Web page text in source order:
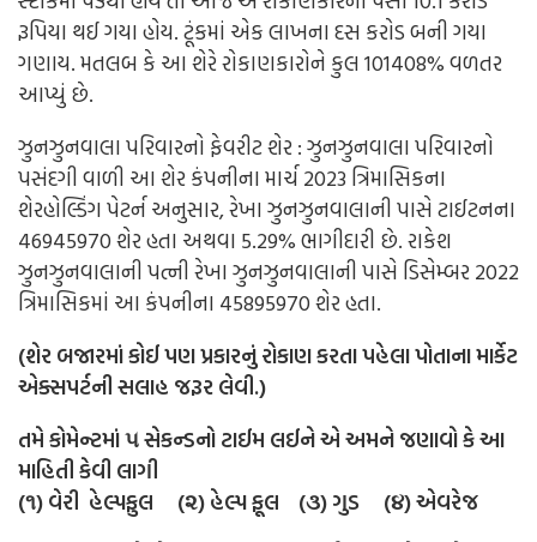
રૂપિયા થઈ ગયા હોય. ટૂંકમાં એક લાખના દસ કરોડ બની ગયા
ગણાય. મતલબ કે આ શેરે રોકાણકારોને કુલ 101408% વળતર
આપ્યું છે.
ઝુનઝુનવાલા પરિવારનો ફેવરીટ શેર : ઝુનઝુનવાલા પરિવારનો
પસંદગી વાળી આ શેર કંપનીના માર્ચ 2023 ત્રિમાસિકના
શેરહોલ્ડિંગ પેટર્ન અનુસાર, રેખા ઝુનઝુનવાલાની પાસે ટાઈટનના
46945970 શેર હતા અથવા 5.29% ભાગીદારી છે. રાકેશ
ઝુનઝુનવાલાની પત્ની રેખા ઝુનઝુનવાલાની પાસે ડિસેમ્બર 2022
ત્રિમાસિકમાં આ કંપનીના 45895970 શેર હતા.
(શેર બજારમાં કોઈ પણ પ્રકારનું રોકાણ કરતા પહેલા પોતાના માર્કેટ
એક્સપર્ટની સલાહ જરૂર લેવી.)
તમે કોમેન્ટમાં ૫ સેકન્ડનો ટાઈમ લઈને એ અમને જણાવો કે આ
માહિતી કેવી લાગી
(૧) વેરી હેલ્પફુલ (૨) હેલ્પ ફૂલ (૩) ગુડ (૪) એવરેજ